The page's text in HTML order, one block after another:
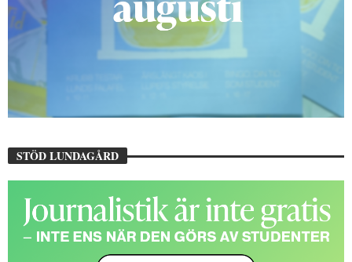
STÖD LUNDAGÅRD